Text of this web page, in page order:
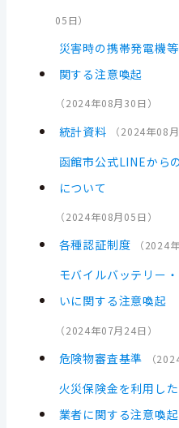
05日）
災害時の携帯発電機
関する注意喚起
（2024年08月30日 ）
統計資料 （2024年08
函館市公式LINEから
について
（2024年08月05日 ）
各種認証制度 （2024
モバイルバッテリー
いに関する注意喚起
（2024年07月24日 ）
危険物審査基準 （
火災保険金を利用し
業者に関する注意喚起